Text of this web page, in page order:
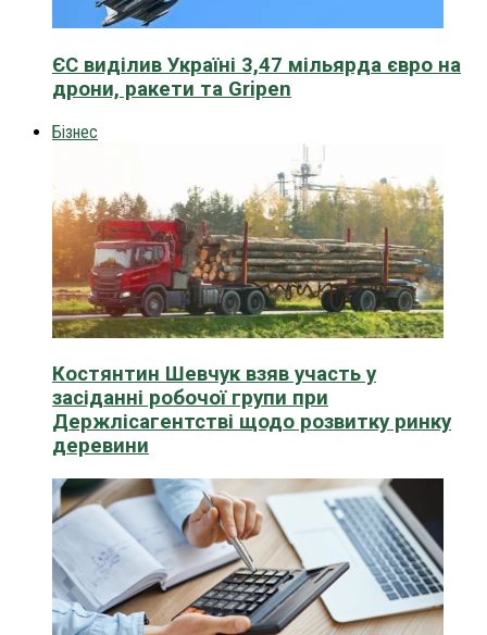
ЄС виділив Україні 3,47 мільярда євро на
дрони, ракети та Gripen
Бізнес
Костянтин Шевчук взяв участь у
засіданні робочої групи при
Держлісагентстві щодо розвитку ринку
деревини